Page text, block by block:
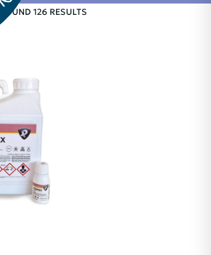
FOUND 126 RESULTS